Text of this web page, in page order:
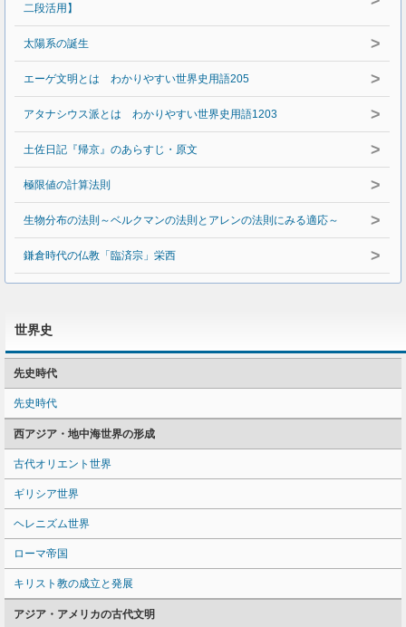
二段活用】
太陽系の誕生 >
エーゲ文明とは わかりやすい世界史用語205 >
アタナシウス派とは わかりやすい世界史用語1203 >
土佐日記『帰京』のあらすじ・原文 >
極限値の計算法則 >
生物分布の法則～ベルクマンの法則とアレンの法則にみる適応～ >
鎌倉時代の仏教「臨済宗」栄西 >
世界史
先史時代
先史時代
西アジア・地中海世界の形成
古代オリエント世界
ギリシア世界
ヘレニズム世界
ローマ帝国
キリスト教の成立と発展
アジア・アメリカの古代文明